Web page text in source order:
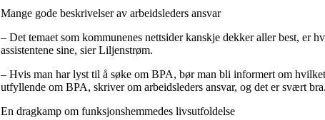
Mange gode beskrivelser av arbeidsleders ansvar
– Det temaet som kommunenes nettsider kanskje dekker aller best, er
assistentene sine, sier Liljenstrøm.
– Hvis man har lyst til å søke om BPA, bør man bli informert om
utfyllende om BPA, skriver om arbeidsleders ansvar, og det er svært bra.
En dragkamp om funksjonshemmedes livsutfoldelse